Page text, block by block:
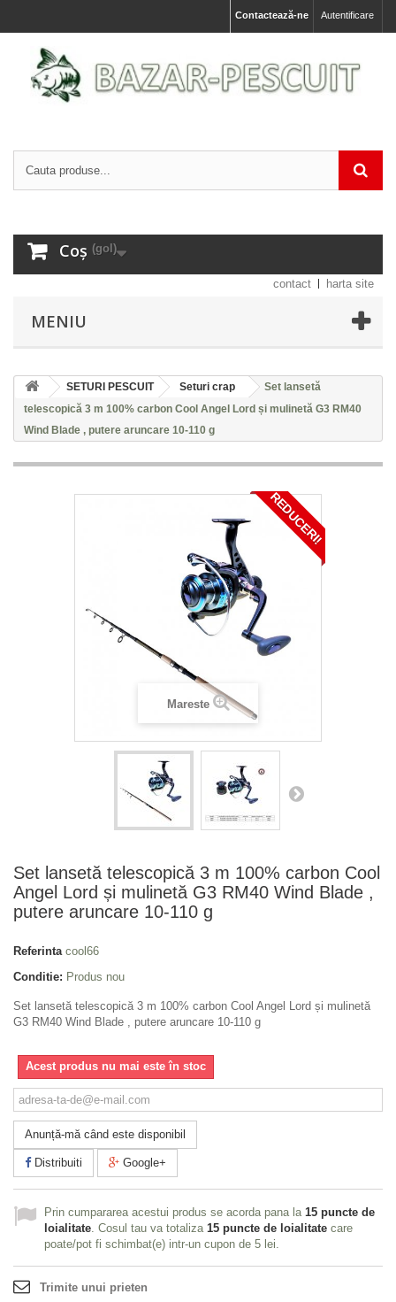
Autentificare
Contactează-ne
Coș (gol)
contact harta site
MENIU
SETURI PESCUIT Seturi crap
Set lansetă
telescopică 3 m 100% carbon Cool Angel Lord și mulinetă G3 RM40
Wind Blade , putere aruncare 10-110 g
REDUCERI!
Mareste
Set lansetă telescopică 3 m 100% carbon Cool
Angel Lord și mulinetă G3 RM40 Wind Blade ,
putere aruncare 10-110 g
Referinta cool66
Conditie: Produs nou
Set lansetă telescopică 3 m 100% carbon Cool Angel Lord și mulinetă
G3 RM40 Wind Blade , putere aruncare 10-110 g
Acest produs nu mai este în stoc
Anunță-mă când este disponibil
Distribuiti Google+
Prin cumpararea acestui produs se acorda pana la 15 puncte de
loialitate . Cosul tau va totaliza 15 puncte de loialitate care
poate/pot fi schimbat(e) intr-un cupon de 5 lei
Trimite unui prieten